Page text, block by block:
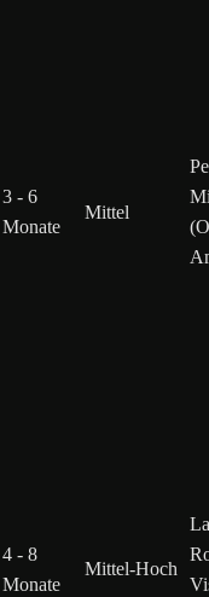
3 - 6
Monate
Mittel
4 - 8
Monate
Mittel-Hoch